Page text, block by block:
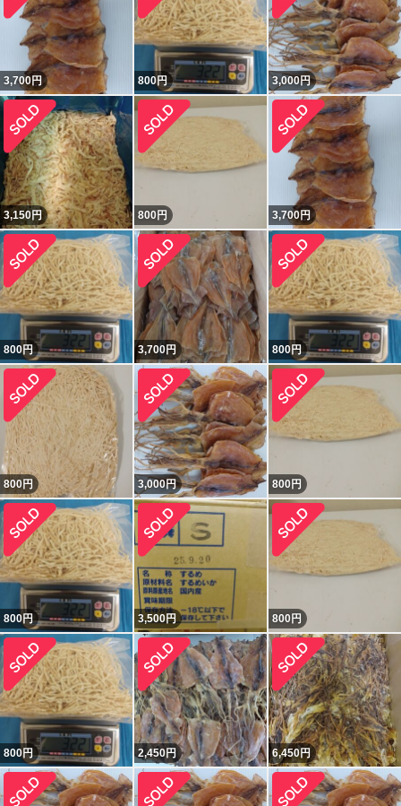
3,700円 800円 3,000円
3,150円 800円 3,700円
800円 3,700円 800円
800円 3,000円 800円
800円 3,500円 800円
800円 2,450円 6,450円